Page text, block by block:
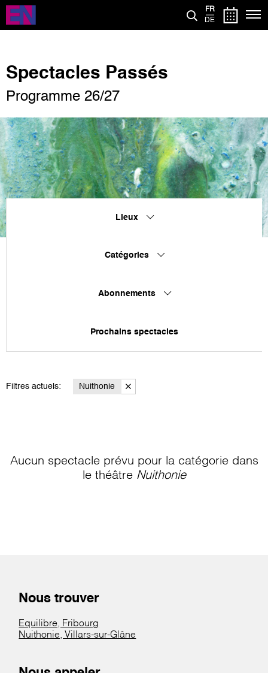
Aller
contenu
FR
DE
Spectacles Passés
Programme 26/27
Lieux
Catégories
Abonnements
Prochains spectacles
Filtres actuels: Nuithonie
Aucun spectacle prévu pour la catégorie dans
le théâtre Nuithonie
Nous trouver
Equilibre, Fribourg
Nuithonie, Villars-sur-Glâne